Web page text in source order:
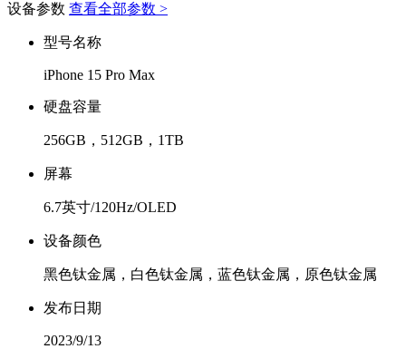
设备参数 查看全部参数 >
型号名称
iPhone 15 Pro Max
硬盘容量
256GB，512GB，1TB
屏幕
6.7英寸/120Hz/OLED
设备颜色
黑色钛金属，白色钛金属，蓝色钛金属，原色钛金属
发布日期
2023/9/13